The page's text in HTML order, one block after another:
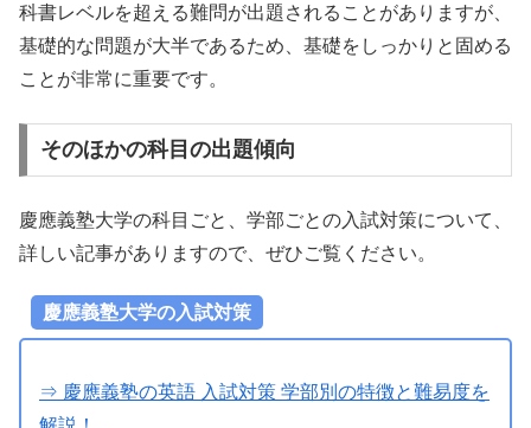
科書レベルを超える難問が出題されることがありますが、
基礎的な問題が大半であるため、基礎をしっかりと固める
ことが非常に重要です。
そのほかの科目の出題傾向
慶應義塾大学の科目ごと、学部ごとの入試対策について、
詳しい記事がありますので、ぜひご覧ください。
慶應義塾大学の入試対策
⇒ 慶應義塾の英語 入試対策 学部別の特徴と難易度を